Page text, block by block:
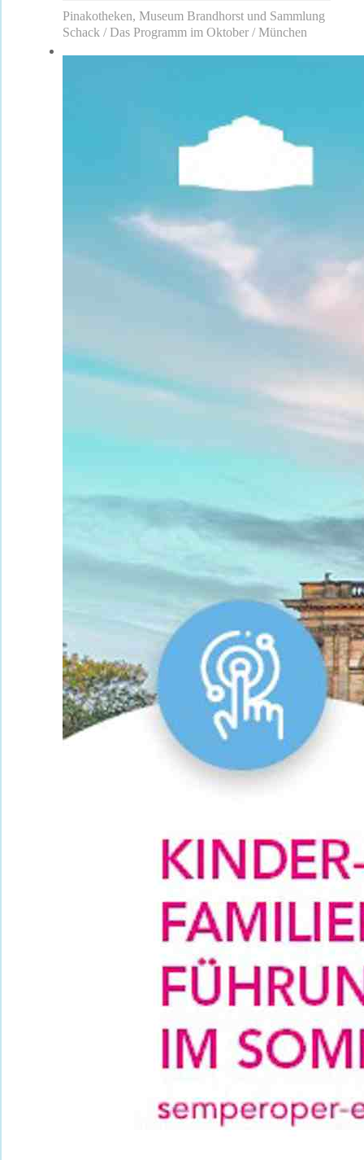
Pinakotheken, Museum Brandhorst und Sammlung
Schack / Das Programm im Oktober / München